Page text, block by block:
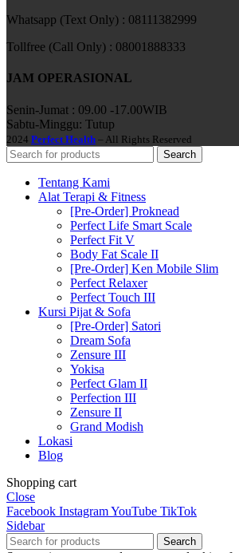
Whatsapp (Text Only) : 08111382999
Tollfree (Call Only) : 08001888333
JAM OPERASIONAL
Senin-Jumat : 09.00 -17.00WIB
Sabtu-Minggu: Tutup
2024 Perfect Health – All Rights Reserved
Search
Tentang Kami
Alat Terapi & Fitness
[Pre-Order] Proknead
Perfect Life Smart Scale
Perfect Fit V
Body Fat Scale II
[Pre-Order] Ken Mobile Slim
Perfect Relaxer
Perfect Touch III
Kursi Pijat & Sofa
[Pre-Order] Satori
Dream Sofa
Zensure III
Yokisa
Perfect Glam II
Perfection III
Zensure II
Grand Modish
Lokasi
Blog
Shopping cart
Close
Facebook InstagramYouTube TikTok
Sidebar
Search